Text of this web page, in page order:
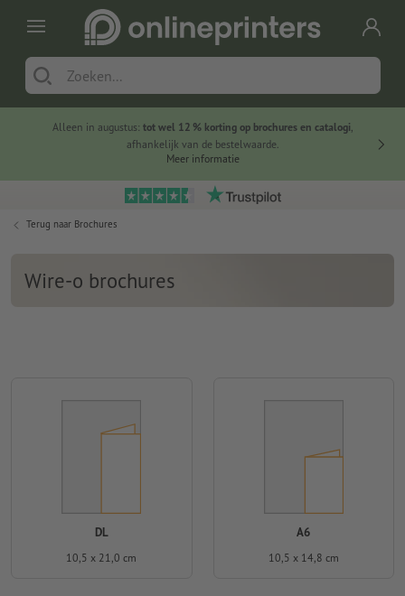
Alleen in augustus: tot wel 12 % korting op brochures en catalogi,
afhankelijk van de bestelwaarde.
Meer informatie
Terug naar Brochures
Wire-o brochures
DL
10,5 x 21,0 cm
A6
10,5 x 14,8 cm